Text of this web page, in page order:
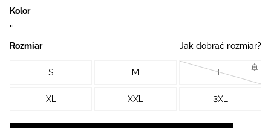
Kolor
Rozmiar Jak dobrać rozmiar?
S M L
XL XXL 3XL